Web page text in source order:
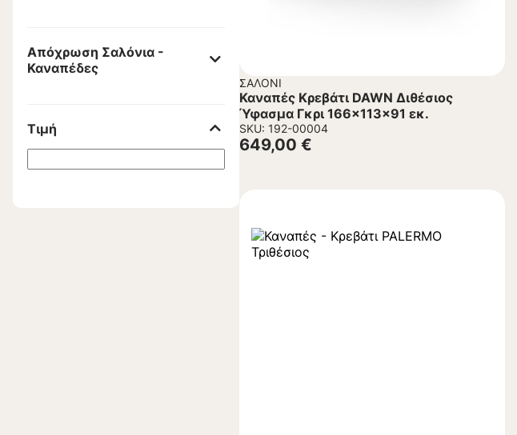
Απόχρωση Σαλόνια -
Καναπέδες
Τιμή
ΣΑΛΌΝΙ
Καναπές Κρεβάτι DAWN Διθέσιος
Ύφασμα Γκρι 166x113x91 εκ.
SKU: 192-00004
649,00 €